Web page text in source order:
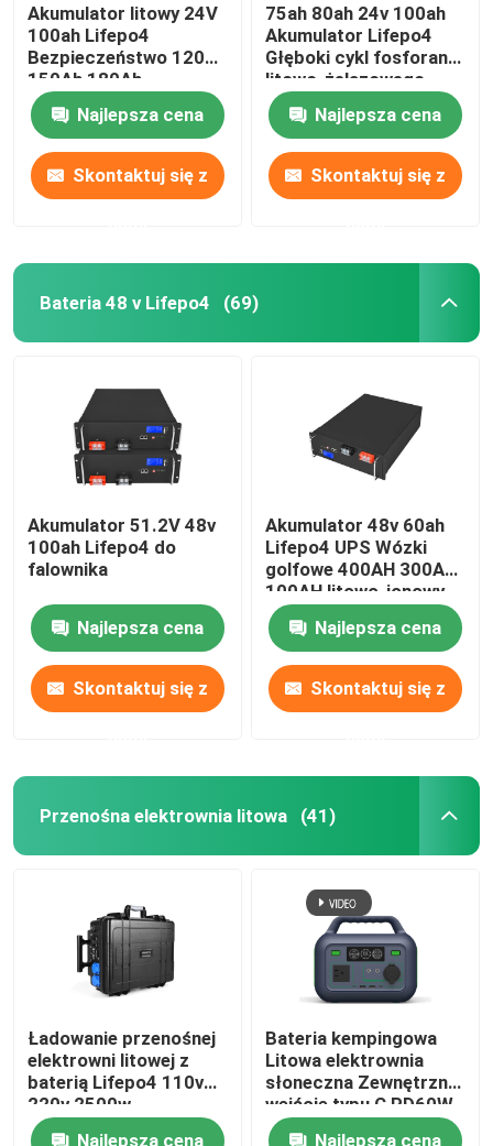
Akumulator litowy 24V
100ah Lifepo4
Bezpieczeństwo 120Ah
150Ah 180Ah
Najlepsza cena
Skontaktuj się z
75ah 80ah 24v 100ah
Akumulator Lifepo4
Głęboki cykl fosforanu
litowo-żelazowego
Najlepsza cena
Skontaktuj się z
Bateria 48 v Lifepo4 (69)
Akumulator 51.2V 48v
100ah Lifepo4 do
falownika
Najlepsza cena
Skontaktuj się z
Akumulator 48v 60ah
Lifepo4 UPS Wózki
golfowe 400AH 300AH
100AH ​​litowo-jonowy
Najlepsza cena
Skontaktuj się z
Przenośna elektrownia litowa (41)
Ładowanie przenośnej
elektrowni litowej z
baterią Lifepo4 110v
220v 2500w
Najlepsza cena
Bateria kempingowa
Litowa elektrownia
słoneczna Zewnętrzne
wejście typu C PD60W
300W
Najlepsza cena